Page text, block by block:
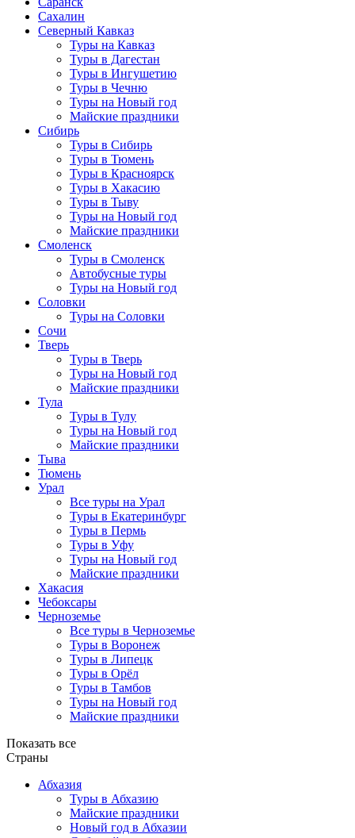
Сахалин
Северный Кавказ
Туры на Кавказ
Туры в Дагестан
Туры в Ингушетию
Туры в Чечню
Туры на Новый год
Майские праздники
Сибирь
Туры в Сибирь
Туры в Тюмень
Туры в Красноярск
Туры в Хакасию
Туры в Тыву
Туры на Новый год
Майские праздники
Смоленск
Туры в Смоленск
Автобусные туры
Туры на Новый год
Соловки
Туры на Соловки
Сочи
Тверь
Туры в Тверь
Туры на Новый год
Майские праздники
Тула
Туры в Тулу
Туры на Новый год
Майские праздники
Тыва
Тюмень
Урал
Все туры на Урал
Туры в Екатеринбург
Туры в Пермь
Туры в Уфу
Туры на Новый год
Майские праздники
Хакасия
Чебоксары
Черноземье
Все туры в Черноземье
Туры в Воронеж
Туры в Липецк
Туры в Орёл
Туры в Тамбов
Туры на Новый год
Майские праздники
Показать все
Страны
Абхазия
Туры в Абхазию
Майские праздники
Новый год в Абхазии